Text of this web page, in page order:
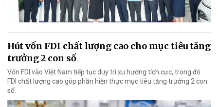
Hút vốn FDI chất lượng cao cho mục tiêu tăng
trưởng 2 con số
Vốn FDI vào Việt Nam tiếp tục duy trì xu hướng tích cực, trong đó
FDI chất lượng cao góp phần hiện thực mục tiêu tăng trưởng 2 con
số.